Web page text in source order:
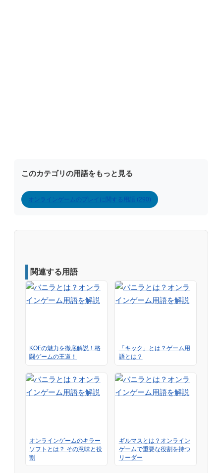
このカテゴリの用語をもっと見る
オンラインゲームのプレイに関する用語 (290)
関連する用語
KOFの魅力を徹底解説！格
闘ゲームの王道！
「キック」とは？ゲーム用
語とは？
オンラインゲームのキラー
ソフトとは？ その意味と役
割
ギルマスとは？オンライン
ゲームで重要な役割を持つ
リーダー